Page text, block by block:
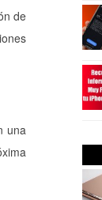
de
una